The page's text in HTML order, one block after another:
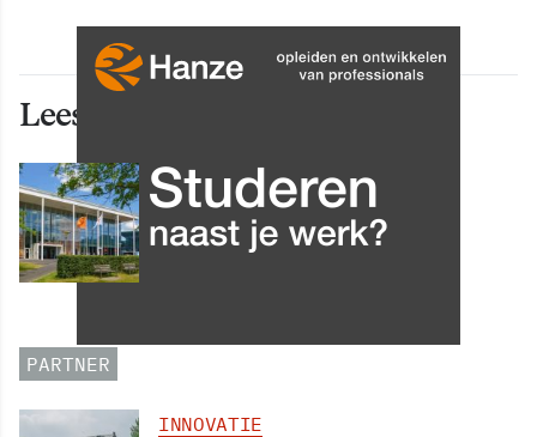
Lees ook deze artikelen
INNOVATIE
Grip op data en informatie:
Leergang Data en
PARTNER
INNOVATIE